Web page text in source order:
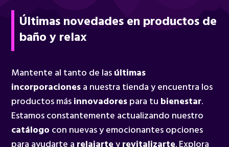
Últimas novedades en productos de
baño y relax
Mantente al tanto de lasúltimas
incorporacionesa nuestra tienda y encuentra los
productos másinnovadorespara tu bienestar.
Estamos constantemente actualizando nuestro
catálogo con nuevas y emocionantes opciones